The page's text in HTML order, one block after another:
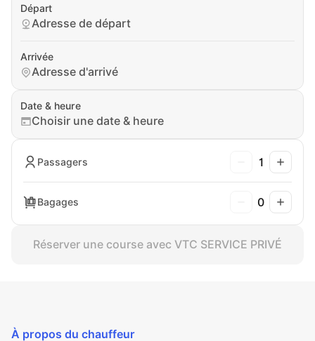
Départ
Adresse de départ
Arrivée
Adresse d'arrivé
Date & heure
Choisir une date & heure
Passagers 1
Bagages 0
Réserver une course avec VTC SERVICE PRIVÉ
À propos du chauffeur